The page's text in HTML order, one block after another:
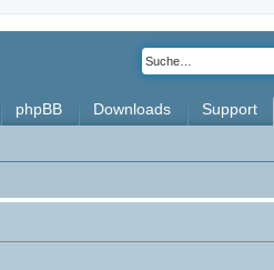
phpBB Downloads Support